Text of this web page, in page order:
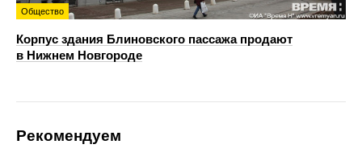
Общество
Корпус здания Блиновского пассажа продают
в Нижнем Новгороде
Рекомендуем